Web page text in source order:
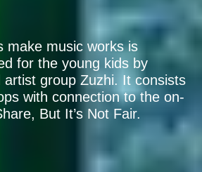
make music works is
for the young kids by
artist group Zuzhi. It consists
with connection to the on-
But It’s Not Fair.